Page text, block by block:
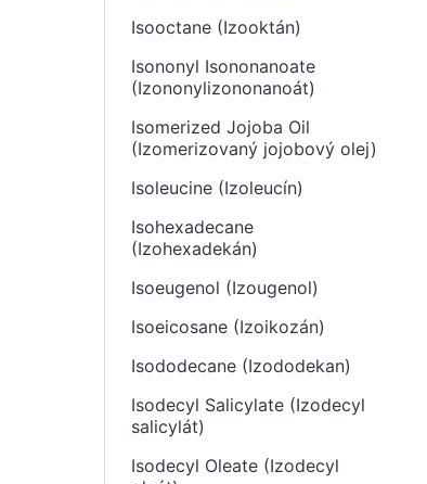
Isooctane (Izooktán)
Isononyl Isononanoate
(Izononylizononanoát)
Isomerized Jojoba Oil
(Izomerizovaný jojobový olej)
Isoleucine (Izoleucín)
Isohexadecane
(Izohexadekán)
Isoeugenol (Izougenol)
Isoeicosane (Izoikozán)
Isododecane (Izododekan)
Isodecyl Salicylate (Izodecyl
salicylát)
Isodecyl Oleate (Izodecyl